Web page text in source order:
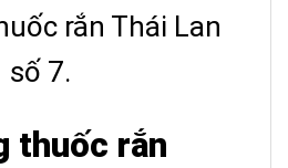
rắn Thái Lan
số 7.
thuốc rắn